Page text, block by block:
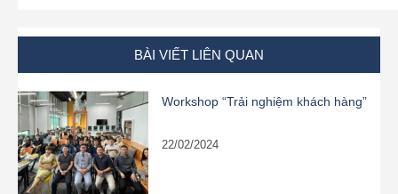
BÀI VIẾT LIÊN QUAN
Workshop “Trải nghiệm khách hàng”
22/02/2024